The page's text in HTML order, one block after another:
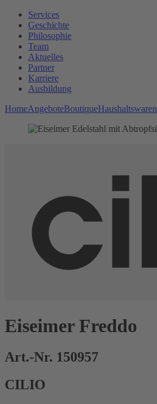
Services
Geschichte
Philosophie
Team
Aktuelles
Partner
Karriere
Ausbildung
HomeAngeboteBoutiqueHaushaltswaren
Eiseimer Freddo
Art.-Nr. 150957
CILIO